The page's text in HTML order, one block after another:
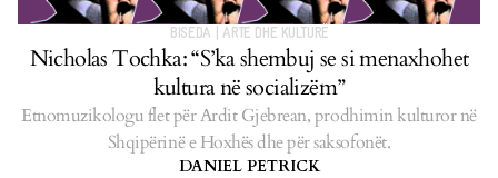
BISEDA ARTE DHE KULTURË
Nicholas Tochka: “S’ka shembuj se si menaxhohet
kultura në socializëm”
Etnomuzikologu flet për Ardit Gjebrean, prodhimin kulturor në
Shqipërinë e Hoxhës dhe për saksofonët.
DANIEL PETRICK